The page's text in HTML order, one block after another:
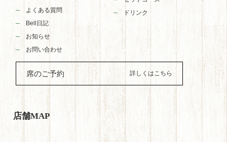
よくある質問
Bell日記
お知らせ
お問い合わせ
ドリンク
席のご予約
店舗MAP